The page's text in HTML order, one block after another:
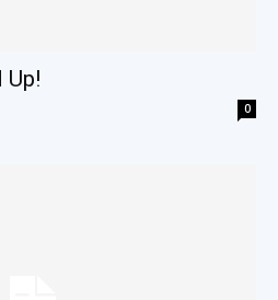
Up!
0